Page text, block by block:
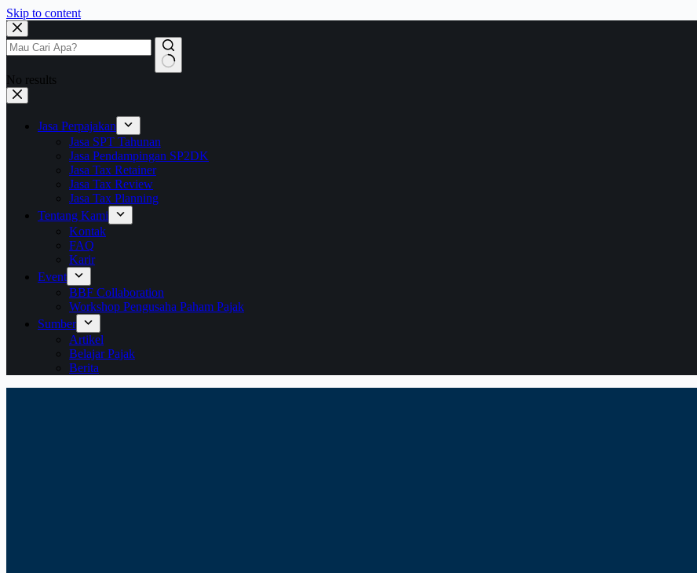
Skip to content
No results
Jasa Perpajakan
Jasa SPT Tahunan
Jasa Pendampingan SP2DK
Jasa Tax Retainer
Jasa Tax Review
Jasa Tax Planning
Tentang Kami
Kontak
FAQ
Karir
Event
BBF Collaboration
Workshop Pengusaha Paham Pajak
Sumber
Artikel
Belajar Pajak
Berita